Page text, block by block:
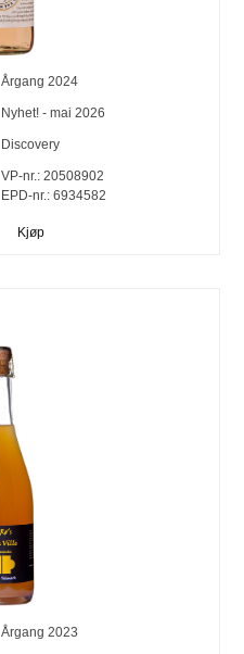
Årgang 2024
Nyhet! - mai 2026
Discovery
VP-nr.: 20508902
EPD-nr.: 6934582
Kjøp
Årgang 2023